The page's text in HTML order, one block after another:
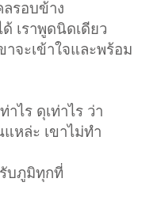
รอบข้าง
เราพูดนิดเดียว
จะเข้าใจและพร้อม
าไร ดุเท่าไร ว่า
แหล่ะ เขาไม่ทำ
บภูมิทุกที่